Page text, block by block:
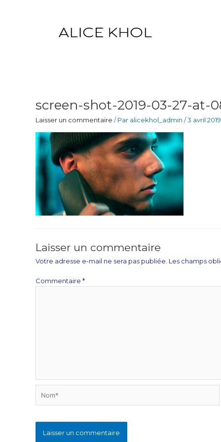
screen-shot-2019-03-27-at-
Laisser un commentaire / Par alicekhol_admin /3 avril 2019
Laisser un commentaire
Votre adresse e-mail ne sera pas publiée. Les champs
Commentaire *